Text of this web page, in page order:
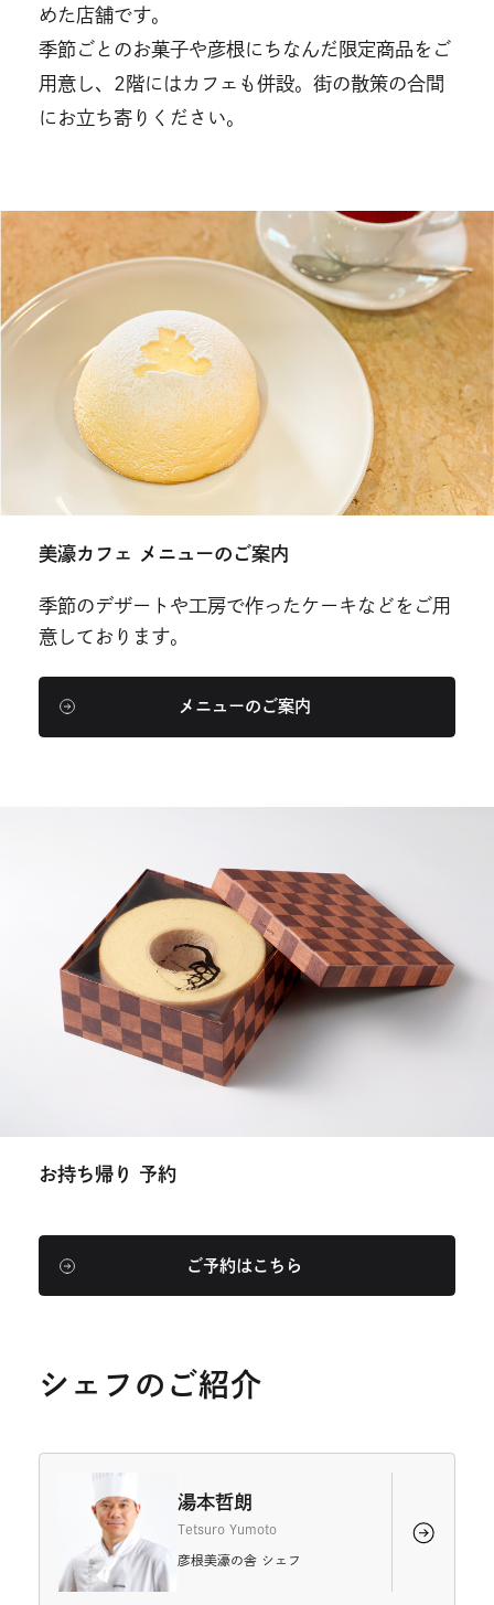
めた店舗です。
季節ごとのお菓子や彦根にちなんだ限定商品をご
用意し、2階にはカフェも併設。街の散策の合間
にお立ち寄りください。
美濠カフェ メニューのご案内
季節のデザートや工房で作ったケーキなどをご用
意しております。
メニューのご案内
お持ち帰り 予約
外
部
を
別
ン
ウ
で
開
き
ま
ご予約はこちら
シェフのご紹介
湯本哲朗
Tetsuro Yumoto
彦根美濠の舎 シェフ